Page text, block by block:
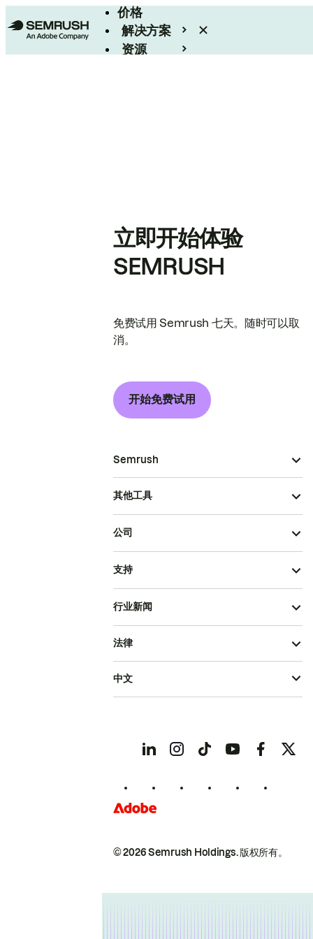
价格
解决方案
资源
立即开始体验
SEMRUSH
免费试用 Semrush 七天。随时可以取
消。
开始免费试用
Semrush
其他工具
公司
支持
行业新闻
© 2026 Semrush Holdings.版权所有。
法律
中文